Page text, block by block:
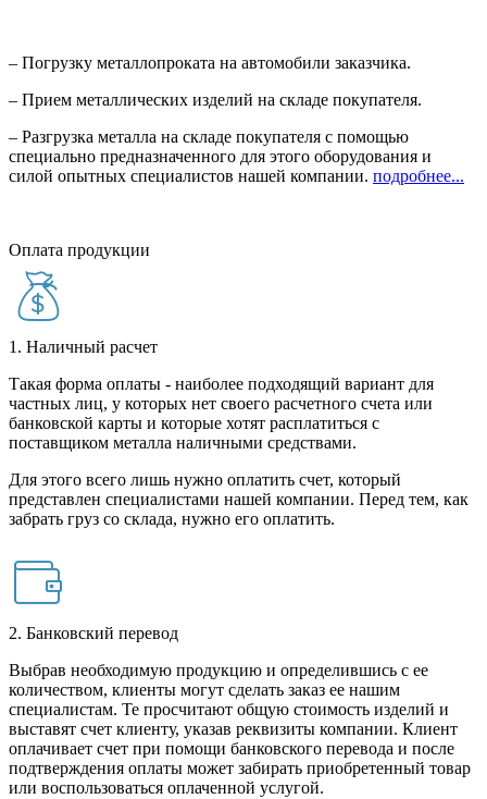
– Погрузку металлопроката на автомобили заказчика.
– Прием металлических изделий на складе покупателя.
– Разгрузка металла на складе покупателя с помощью
специально предназначенного для этого оборудования и
силой опытных специалистов нашей компании. подробнее...
Оплата продукции
1. Наличный расчет
Такая форма оплаты - наиболее подходящий вариант для
частных лиц, у которых нет своего расчетного счета или
банковской карты и которые хотят расплатиться с
поставщиком металла наличными средствами.
Для этого всего лишь нужно оплатить счет, который
представлен специалистами нашей компании. Перед тем, как
забрать груз со склада, нужно его оплатить.
2. Банковский перевод
Выбрав необходимую продукцию и определившись с ее
количеством, клиенты могут сделать заказ ее нашим
специалистам. Те просчитают общую стоимость изделий и
выставят счет клиенту, указав реквизиты компании. Клиент
оплачивает счет при помощи банковского перевода и после
подтверждения оплаты может забирать приобретенный товар
или воспользоваться оплаченной услугой.